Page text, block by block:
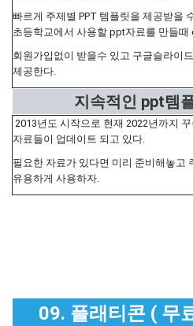
빠르게 주제별 PPT 템플릿을 제공받을
초등학교에서 사용할 ppt자료를 만들
회원가입없이 받을수 있고 구글슬라이
제공한다.
지속적인 ppt템
2013년도 시작으로 현재 2022년까지
자료들이 업데이트 되고 있다.
필요한 자료가 있다면 미리 준비해놓고
유용하게 사용하자.
09. 플래티콘 ( 무